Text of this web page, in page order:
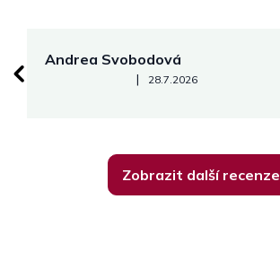
Andrea Svobodová
Hodnocení obchodu je 5 z 5 hvězdiček.
| 28.7.2026
Zobrazit další recenze